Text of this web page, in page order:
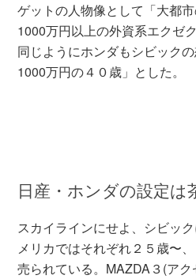
ゲットの人物像として「大都
1000万円以上の外資系エクゼ
同じようにホンダもシビック
1000万円の４０歳」とした。
日産・ホンダの設定は
スカイラインにせよ、シビッ
メリカではそれぞれ２５歳〜
売られている。MAZDA３(ア